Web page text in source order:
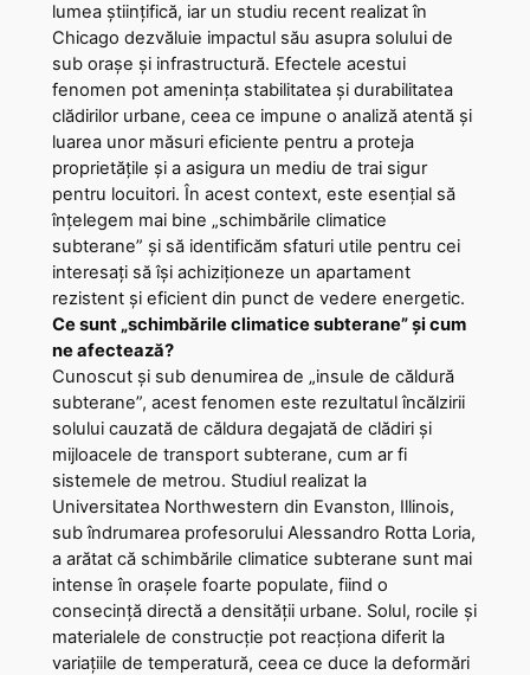
lumea științifică, iar un studiu recent realizat în
Chicago dezvăluie impactul său asupra solului de
sub orașe și infrastructură. Efectele acestui
fenomen pot amenința stabilitatea și durabilitatea
clădirilor urbane, ceea ce impune o analiză atentă și
luarea unor măsuri eficiente pentru a proteja
proprietățile și a asigura un mediu de trai sigur
pentru locuitori. În acest context, este esențial să
înțelegem mai bine „schimbările climatice
subterane” și să identificăm sfaturi utile pentru cei
interesați să își achiziționeze un apartament
rezistent și eficient din punct de vedere energetic.
Ce sunt „schimbările climatice subterane” și cum
ne afectează?
Cunoscut și sub denumirea de „insule de căldură
subterane”, acest fenomen este rezultatul încălzirii
solului cauzată de căldura degajată de clădiri și
mijloacele de transport subterane, cum ar fi
sistemele de metrou. Studiul realizat la
Universitatea Northwestern din Evanston, Illinois,
sub îndrumarea profesorului Alessandro Rotta Loria,
a arătat că schimbările climatice subterane sunt mai
intense în orașele foarte populate, fiind o
consecință directă a densității urbane. Solul, rocile și
materialele de construcție pot reacționa diferit la
variațiile de temperatură, ceea ce duce la deformări